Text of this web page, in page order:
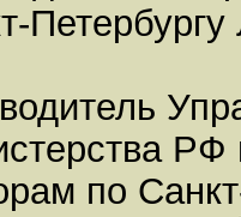
РФ
по